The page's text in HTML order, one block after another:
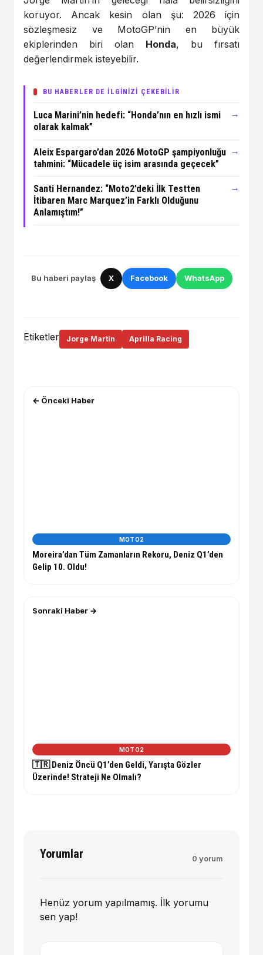
koruyor. Ancak kesin olan şu: 2026 için
sözleşmesiz ve MotoGP’nin en büyük
ekiplerinden biri olan Honda, bu fırsatı
değerlendirmek isteyebilir.
BU HABERLER DE İLGİNİZİ ÇEKEBİLİR
Luca Marini’nin hedefi: “Honda’nın en hızlı ismi
olarak kalmak”
→
Aleix Espargaro’dan 2026 MotoGP şampiyonluğu
tahmini: “Mücadele üç isim arasında geçecek”
→
Santi Hernandez: “Moto2’deki İlk Testten
İtibaren Marc Marquez’in Farklı Olduğunu
Anlamıştım!”
→
Bu haberi paylaş X Facebook WhatsApp
Etiketler Jorge Martin Aprilla Racing
← Önceki Haber
MOTO2
Moreira’dan Tüm Zamanların Rekoru, Deniz Q1’den
Gelip 10. Oldu!
Sonraki Haber →
MOTO2
🇹🇷 Deniz Öncü Q1’den Geldi, Yarışta Gözler
Üzerinde! Strateji Ne Olmalı?
Yorumlar 0 yorum
Henüz yorum yapılmamış. İlk yorumu
sen yap!